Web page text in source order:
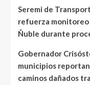
Seremi de
refuerza
Ñuble durante
Gobernador
municipios
caminos dañados